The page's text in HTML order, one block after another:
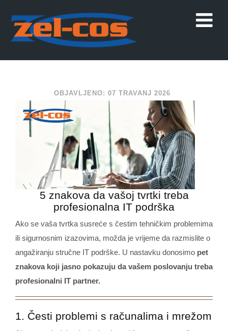
OBJAVLJENO: 07 TRAVANJ 2026
5 znakova da vašoj tvrtki treba
profesionalna IT podrška
Ako se vaša tvrtka susreće s čestim tehničkim problemima
ili sigurnosnim izazovima, možda je vrijeme da razmislite o
angažiranju stručne IT podrške. U nastavku donosimo pet
znakova koji jasno pokazuju da vašem poslovanju treba
profesionalni IT partner.
1. Česti problemi s računalima i mrežom